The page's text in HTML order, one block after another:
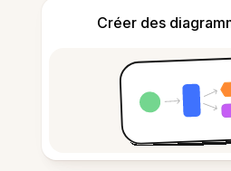
Créer des